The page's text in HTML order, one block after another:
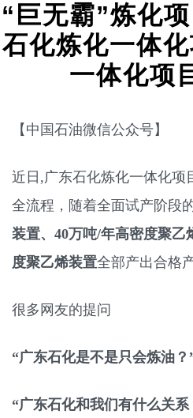
“巨无霸”炼化
石化炼化一体
一体化项
【中国石油微信公众号】
近日,广东石化炼化一体化项
全流程，随着全面试产阶段
装置、 40万吨/年高密度聚乙
度聚乙烯装置全部产出合格
很多网友的提问
“广东石化是不是只会炼油？
“广东石化和我们有什么关系